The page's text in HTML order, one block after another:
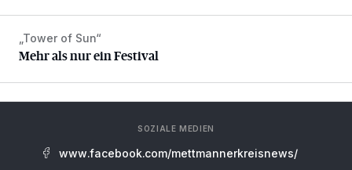
Mehr als nur ein Festival
„Tower of Sun“
Mehr als nur ein Festival
SOZIALE MEDIEN
www.facebook.com/mettmannerkreisnews/